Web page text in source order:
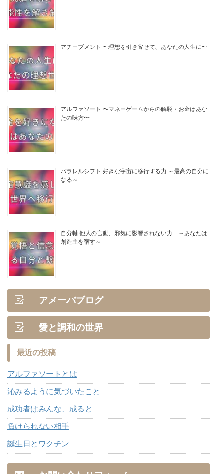
アチーブメント 〜理想を引き寄せて、あなたの人生に〜
アルファソート 〜マネーゲームからの解脱・お金はあな
たの味方〜
パラレルシフト 好きな宇宙に移行する力 ～最高の自分に
なる～
自分軸 他人の言動、邪気に影響されない力 ～あなたは
創造主を宿す～
アメーバブログ
愛と調和の世界
最近の投稿
アルファソートとは
沁みるように気づいたこと
成功者はみんな、成ると
負けられない相手
誕生日とワクチン